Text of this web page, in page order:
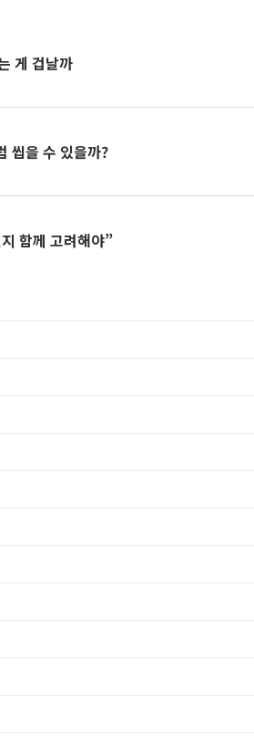
게 겁날까
씹을 수 있을까?
함께 고려해야”